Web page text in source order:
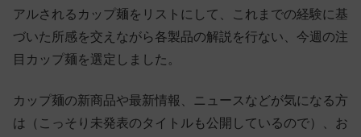
アルされるカップ麺をリストにして、これまでの経験に基
づいた所感を交えながら各製品の解説を行ない、今週の注
目カップ麺を選定しました。
カップ麺の新商品や最新情報、ニュースなどが気になる方
は（こっそり未発表のタイトルも公開しているので）、お